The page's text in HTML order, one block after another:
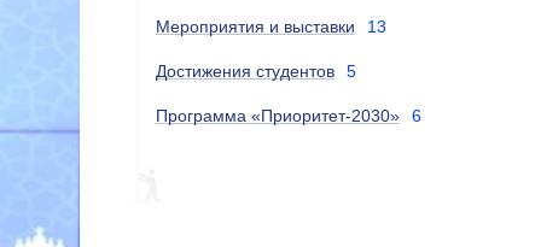
Мероприятия и выставки 13
Достижения студентов 5
Программа «Приоритет-2030» 6